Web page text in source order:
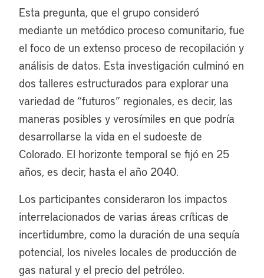
Esta pregunta, que el grupo consideró
mediante un metódico proceso comunitario, fue
el foco de un extenso proceso de recopilación y
análisis de datos. Esta investigación culminó en
dos talleres estructurados para explorar una
variedad de “futuros” regionales, es decir, las
maneras posibles y verosímiles en que podría
desarrollarse la vida en el sudoeste de
Colorado. El horizonte temporal se fijó en 25
años, es decir, hasta el año 2040.
Los participantes consideraron los impactos
interrelacionados de varias áreas críticas de
incertidumbre, como la duración de una sequía
potencial, los niveles locales de producción de
gas natural y el precio del petróleo.